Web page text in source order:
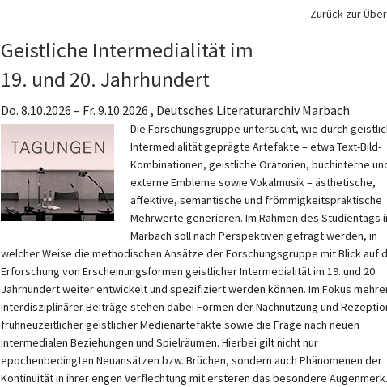
Zurück zur
Geistliche Intermedialität im
19. und 20. Jahrhundert
Do. 8.10.2026 – Fr. 9.10.2026 , Deutsches Literaturarchiv Marbach
Die Forschungsgruppe untersucht, wie durch
Intermedialität geprägte Artefakte – etwa Text-Bild-
Kombinationen, geistliche Oratorien, buchinterne
externe Embleme sowie Vokalmusik – ästhetische,
affektive, semantische und frömmigkeitspraktische
Mehrwerte generieren. Im Rahmen des Studientags
Marbach soll nach Perspektiven gefragt werden, in
welcher Weise die methodischen Ansätze der Forschungsgruppe mit Blick auf
Erforschung von Erscheinungsformen geistlicher Intermedialität im 19. und 20.
Jahrhundert weiter entwickelt und spezifiziert werden können. Im Fokus
interdisziplinärer Beiträge stehen dabei Formen der Nachnutzung und
frühneuzeitlicher geistlicher Medienartefakte sowie die Frage nach neuen
intermedialen Beziehungen und Spielräumen. Hierbei gilt nicht nur
epochenbedingten Neuansätzen bzw. Brüchen, sondern auch Phänomenen der
Kontinuität in ihrer engen Verflechtung mit ersteren das besondere Augenmerk.